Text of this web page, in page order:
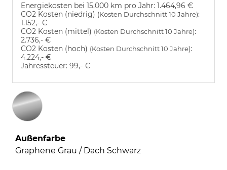
Energiekosten bei 15.000 km pro Jahr: 1.464,96 €
CO2 Kosten (niedrig) (Kosten Durchschnitt 10 Jahre):
1.152,- €
CO2 Kosten (mittel) (Kosten Durchschnitt 10 Jahre):
2.736,- €
CO2 Kosten (hoch) (Kosten Durchschnitt 10 Jahre):
4.224,- €
Jahressteuer: 99,- €
Außenfarbe
Graphene Grau / Dach Schwarz